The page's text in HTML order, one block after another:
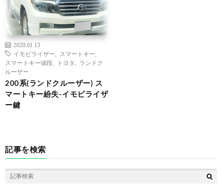
2020.01.13
イモビライザー
スマートキー
スマートキー値段
トヨタ
ランドク
ルーザー
200系(ランドクルーザー) ス
マートキー紛失-イモビライザ
ー鍵
記事を検索